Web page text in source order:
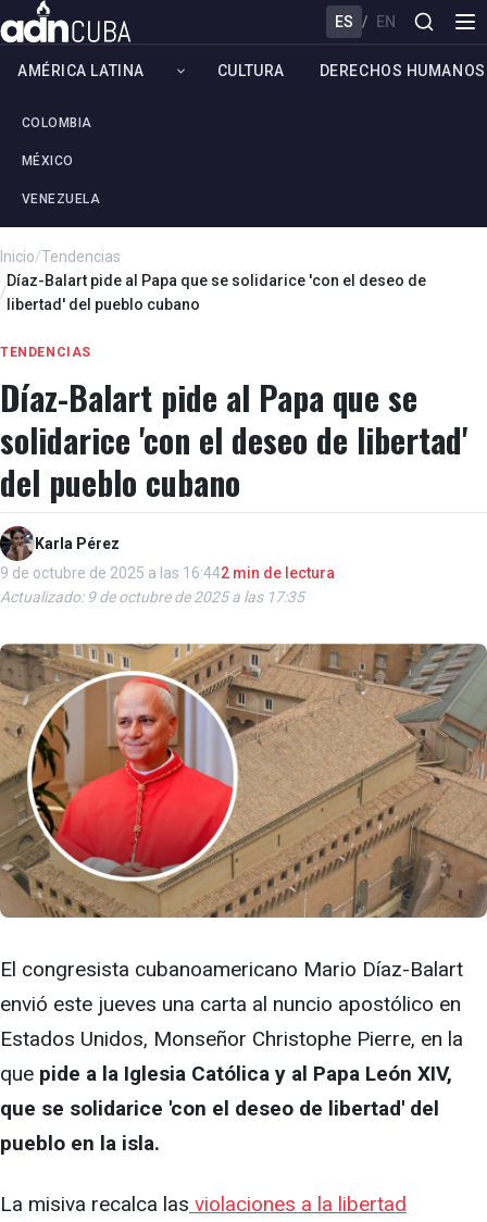
ES / EN
AMÉRICA LATINA
COLOMBIA
MÉXICO
VENEZUELA
CULTURA DERECHOS HUMANOS
Inicio/Tendencias
/
Díaz-Balart pide al Papa que se solidarice 'con el deseo de
libertad' del pueblo cubano
TENDENCIAS
Díaz-Balart pide al Papa que se
solidarice 'con el deseo de libertad'
del pueblo cubano
Karla Pérez
9 de octubre de 2025 a las 16:442 min de lectura
Actualizado: 9 de octubre de 2025 a las 17:35
El congresista cubanoamericano Mario Díaz-Balart
envió este jueves una carta al nuncio apostólico en
Estados Unidos, Monseñor Christophe Pierre, en la
que pide a la Iglesia Católica y al Papa León XIV,
que se solidarice 'con el deseo de libertad' del
pueblo en la isla.
La misiva recalca las violaciones a la libertad